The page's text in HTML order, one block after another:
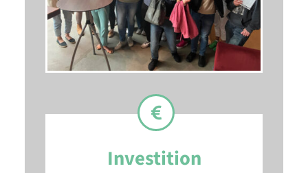
Investition